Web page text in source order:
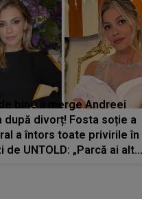
bine îi merge Andreei
după divorț! Fosta soție a
a întors toate privirile în
de UNTOLD: „Parcă ai altă